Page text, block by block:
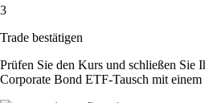
3
Trade bestätigen
Prüfen Sie den Kurs und schließen Sie
Corporate Bond ETF-Tausch mit einem